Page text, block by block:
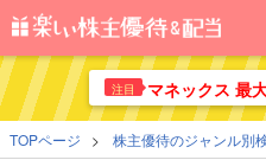
注目 マネックス 最
TOPページ 株主優待のジャンル別